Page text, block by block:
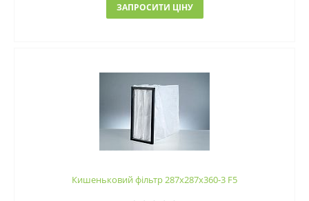
ЗАПРОСИТИ ЦІНУ
Кишеньковий фільтр 287х287х360-3 F5